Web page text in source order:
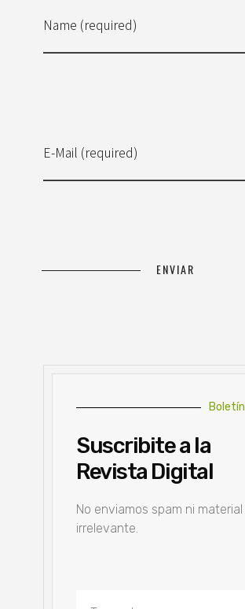
Name (required)
E-Mail (required)
Boletín
Suscribite a la
Revista Digital
No enviamos spam ni material
irrelevante.